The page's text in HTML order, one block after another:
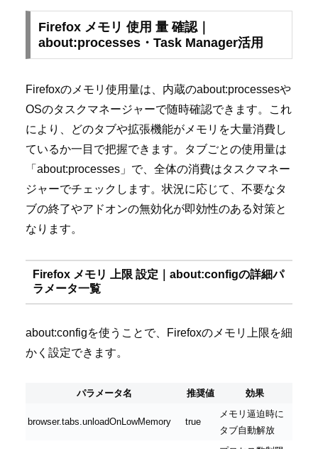
Firefox メモリ 使用 量 確認｜
about:processes・Task Manager活用
Firefoxのメモリ使用量は、内蔵のabout:processesや
OSのタスクマネージャーで随時確認できます。これ
により、どのタブや拡張機能がメモリを大量消費し
ているか一目で把握できます。タブごとの使用量は
「about:processes」で、全体の消費はタスクマネー
ジャーでチェックします。状況に応じて、不要なタ
ブの終了やアドオンの無効化が即効性のある対策と
なります。
Firefox メモリ 上限 設定｜about:configの詳細パ
ラメータ一覧
about:configを使うことで、Firefoxのメモリ上限を細
かく設定できます。
パラメータ名 推奨値 効果
browser.tabs.unloadOnLowMemory true
メモリ逼迫時に
タブ自動解放